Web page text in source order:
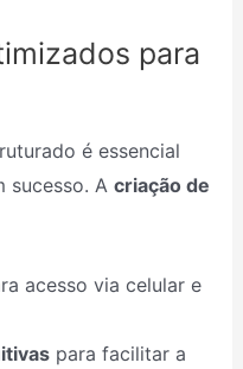
para
é essencial
sucesso. A criação de
acesso via celular e
para facilitar a